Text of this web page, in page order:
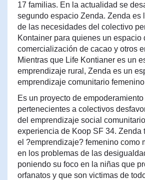
17 familias. En la actualidad se
segundo espacio Zenda. Zenda es
de las necesidades del colectivo
Kontainer para quienes un espacio
comercialización de cacao y otros
Mientras que Life Kontianer es un
emprendizaje rural, Zenda es un
emprendizaje comunitario
Es un proyecto de
pertenecientes a colectivos
del emprendizaje social
experiencia de Koop SF 34. Zenda
el ?emprendizaje? femenino como
en los problemas de las
poniendo su foco en la niñas que
orfanatos y que son victimas de